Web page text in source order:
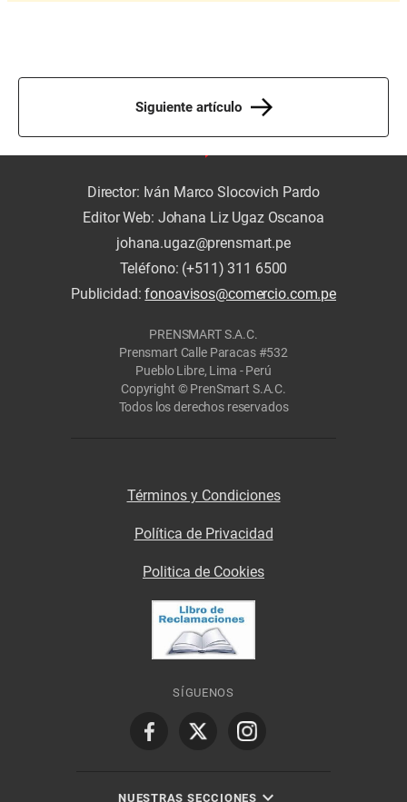
Siguiente artículo
Director: Iván Marco Slocovich Pardo
Editor Web: Johana Liz Ugaz Oscanoa
johana.ugaz@prensmart.pe
Teléfono: (+511) 311 6500
Publicidad:fonoavisos@comercio.com.pe
PRENSMART S.A.C.
Prensmart Calle Paracas #532
Pueblo Libre, Lima - Perú
Copyright © PrenSmart S.A.C.
Todos los derechos reservados
Términos y Condiciones
Política de Privacidad
Politica de Cookies
SÍGUENOS
NUESTRAS SECCIONES